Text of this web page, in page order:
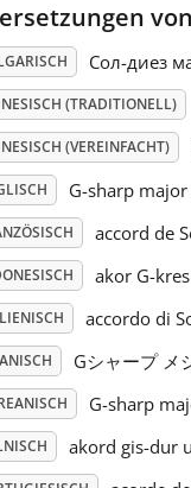
Сол-диез
(TRADITIONELL)
(VEREINFACHT)
G-sharp
accord de
akor G-
accordo di
Gシャープ メ
G-sharp
akord gis-dur